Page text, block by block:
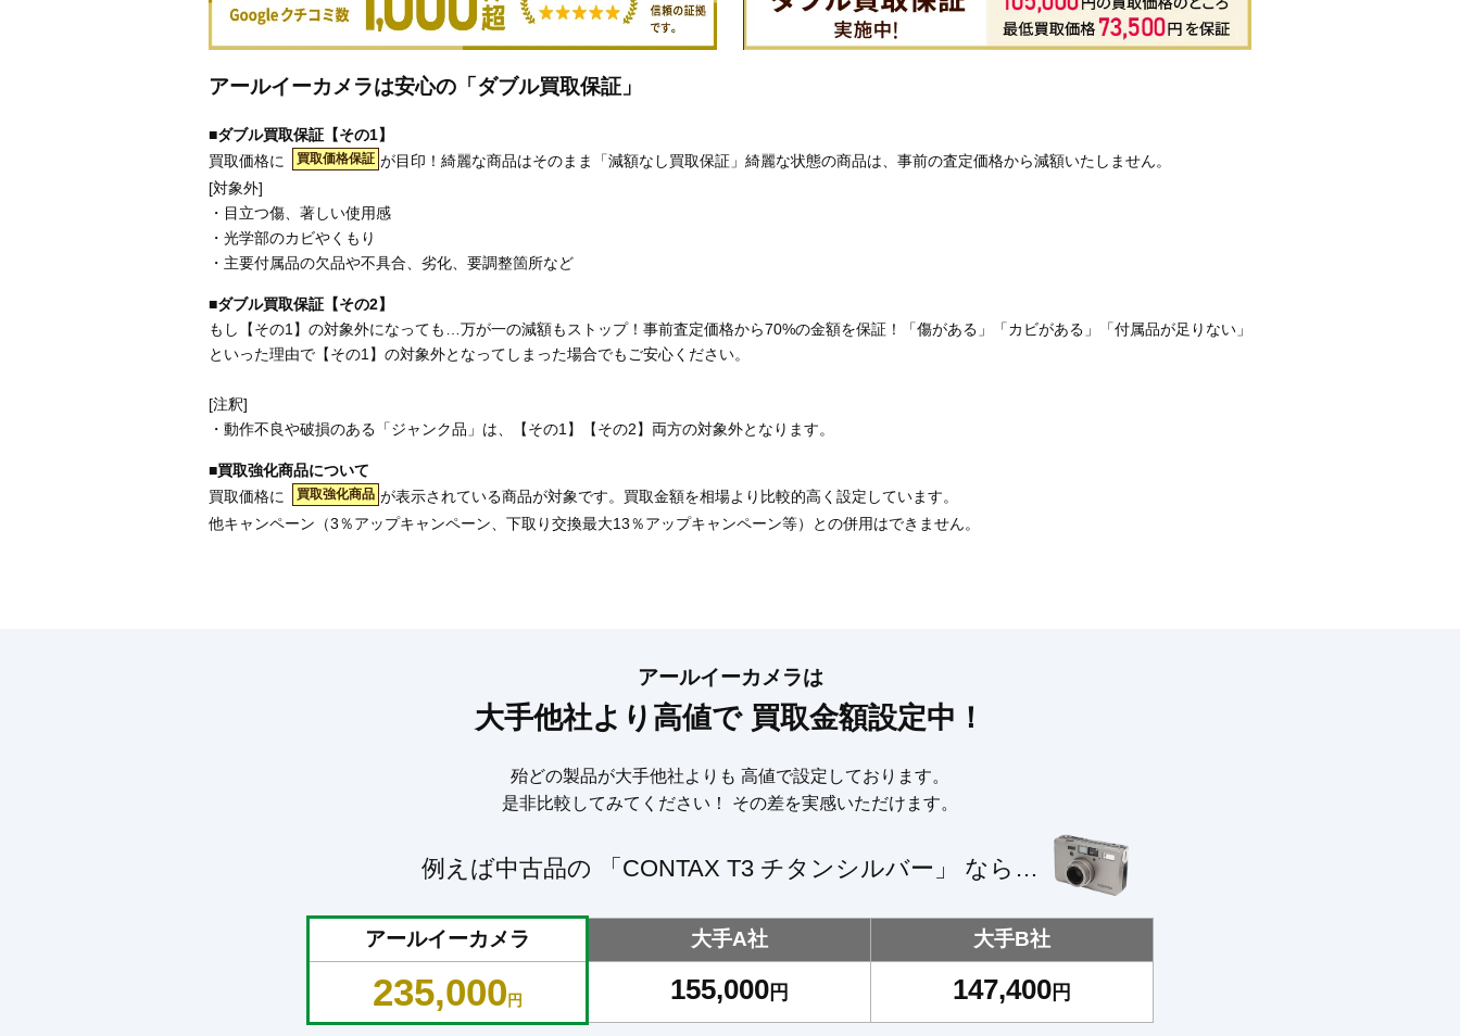
アールイーカメラは安心の「ダブル買取保証」
■ダブル買取保証【その1】
買取価格に
買取価格保証 が目印！綺麗な商品はそのまま「減額なし買取保証」綺麗な状態の商品は、事前の査定価格から減額いたしません。
[対象外]
・目立つ傷、著しい使用感
・光学部のカビやくもり
・主要付属品の欠品や不具合、劣化、要調整箇所など
■ダブル買取保証【その2】
もし【その1】の対象外になっても…万が一の減額もストップ！事前査定価格から70%の金額を保証！「傷がある」「カビがある」「付属品が足りない」
といった理由で【その1】の対象外となってしまった場合でもご安心ください。
[注釈]
・動作不良や破損のある「ジャンク品」は、【その1】【その2】両方の対象外となります。
■買取強化商品について
買取価格に
買取強化商品 が表示されている商品が対象です。買取金額を相場より比較的高く設定しています。
他キャンペーン（3％アップキャンペーン、下取り交換最大13％アップキャンペーン等）との併用はできません。
アールイーカメラは
大手他社より高値で 買取金額設定中！
殆どの製品が大手他社よりも 高値で設定しております。
是非比較してみてください！ その差を実感いただけます。
例えば中古品の 「CONTAX T3 チタンシルバー」 なら…
アールイーカメラ
235,000 円
大手A社
155,000円
大手B社
147,400円